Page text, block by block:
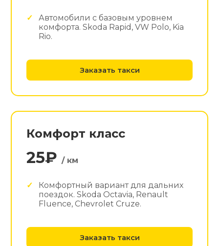
Автомобили с базовым уровнем
комфорта. Skoda Rapid, VW Polo, Kia
Rio.
Заказать такси
Комфорт класс
25₽/ км
Комфортный вариант для дальних
поездок. Skoda Octavia, Renault
Fluence, Chevrolet Cruze.
Заказать такси